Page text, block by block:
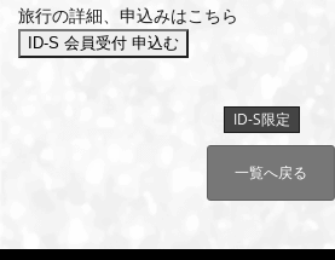
旅行の詳細、申込みはこちら
ID-S限定
一覧へ戻る